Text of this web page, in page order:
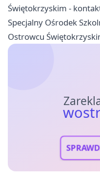
Świętokrzyskim -
Specjalny Ośrodek
Ostrowcu